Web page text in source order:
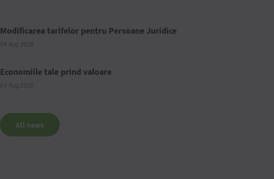
Modificarea tarifelor pentru Persoane Juridice
04 Aug 2026
Economiile tale prind valoare
03 Aug 2026
All news